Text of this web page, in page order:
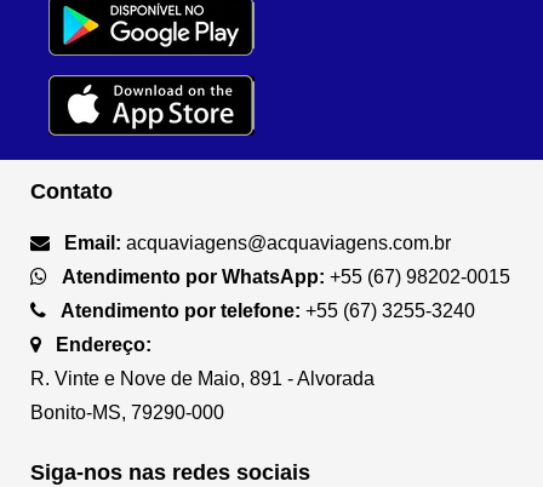
Contato
Email: acquaviagens@acquaviagens.com.br
Atendimento por WhatsApp: +55 (67) 98202-0015
Atendimento por telefone: +55 (67) 3255-3240
Endereço:
R. Vinte e Nove de Maio, 891 - Alvorada
Bonito-MS, 79290-000
Siga-nos nas redes sociais